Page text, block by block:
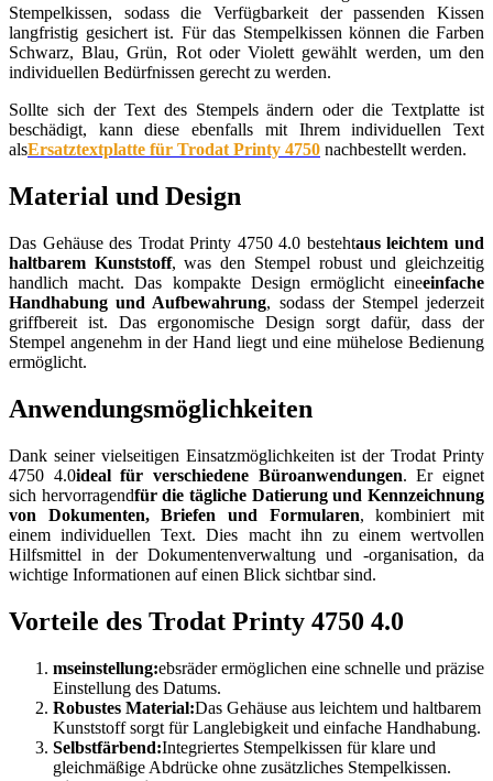
Stempelkissen, sodass die Verfügbarkeit der passenden Kissen
langfristig gesichert ist. Für das Stempelkissen können die Farben
Schwarz, Blau, Grün, Rot oder Violett gewählt werden, um den
individuellen Bedürfnissen gerecht zu werden.
Sollte sich der Text des Stempels ändern oder die Textplatte ist
beschädigt, kann diese ebenfalls mit Ihrem individuellen Text
alsErsatztextplatte für Trodat Printy 4750 nachbestellt werden.
Material und Design
Das Gehäuse des Trodat Printy 4750 4.0 bestehtaus leichtem und
haltbarem Kunststoff, was den Stempel robust und gleichzeitig
handlich macht. Das kompakte Design ermöglicht eineeinfache
Handhabung und Aufbewahrung, sodass der Stempel jederzeit
griffbereit ist. Das ergonomische Design sorgt dafür, dass der
Stempel angenehm in der Hand liegt und eine mühelose Bedienung
ermöglicht.
Anwendungsmöglichkeiten
Dank seiner vielseitigen Einsatzmöglichkeiten ist der Trodat Printy
4750 4.0ideal für verschiedene Büroanwendungen. Er eignet
sich hervorragendfür die tägliche Datierung und Kennzeichnung
von Dokumenten, Briefen und Formularen, kombiniert mit
einem individuellen Text. Dies macht ihn zu einem wertvollen
Hilfsmittel in der Dokumentenverwaltung und -organisation, da
wichtige Informationen auf einen Blick sichtbar sind.
Vorteile des Trodat Printy 4750 4.0
mseinstellung:ebsräder ermöglichen eine schnelle und präzise
Einstellung des Datums.
Robustes Material:Das Gehäuse aus leichtem und haltbarem
Kunststoff sorgt für Langlebigkeit und einfache Handhabung.
Selbstfärbend:Integriertes Stempelkissen für klare und
gleichmäßige Abdrücke ohne zusätzliches Stempelkissen.